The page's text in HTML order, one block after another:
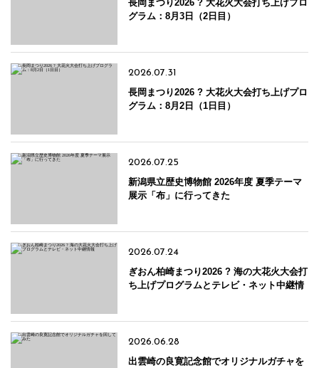
長岡まつり2026 ? 大花火大会打ち上げプロ
グラム：8月3日（2日目）
2026.07.31
長岡まつり2026 ? 大花火大会打ち上げプロ
グラム：8月2日（1日目）
2026.07.25
新潟県立歴史博物館 2026年度 夏季テーマ
展示「布」に行ってきた
2026.07.24
ぎおん柏崎まつり2026 ? 海の大花火大会打
ち上げプログラムとテレビ・ネット中継情
2026.06.28
出雲崎の良寛記念館でオリジナルガチャを